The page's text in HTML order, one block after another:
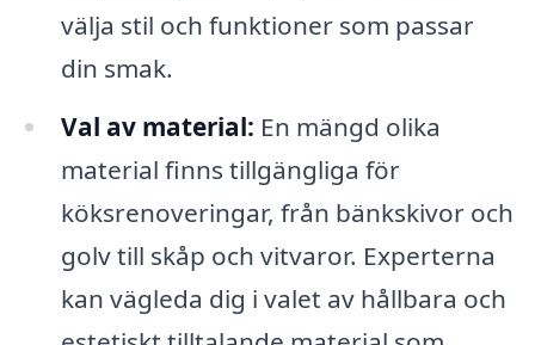
välja stil och funktioner som passar
din smak.
Val av material: En mängd olika
material finns tillgängliga för
köksrenoveringar, från bänkskivor och
golv till skåp och vitvaror. Experterna
kan vägleda dig i valet av hållbara och